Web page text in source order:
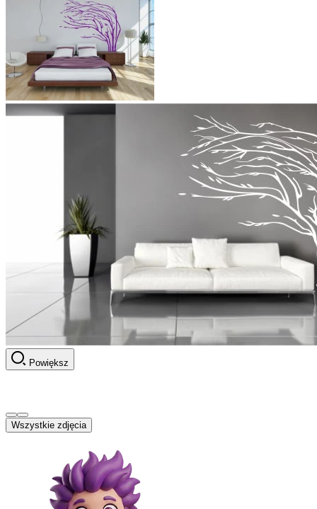
Powiększ
Wszystkie zdjęcia